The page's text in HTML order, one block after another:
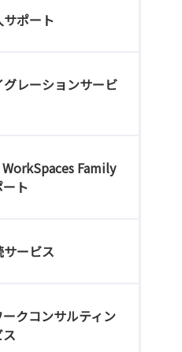
サポート
グレーションサービ
Family
ト
サービス
クコンサルティン